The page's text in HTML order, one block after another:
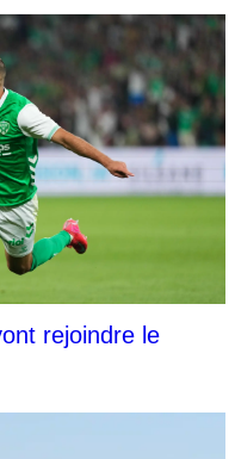
rejoindre le